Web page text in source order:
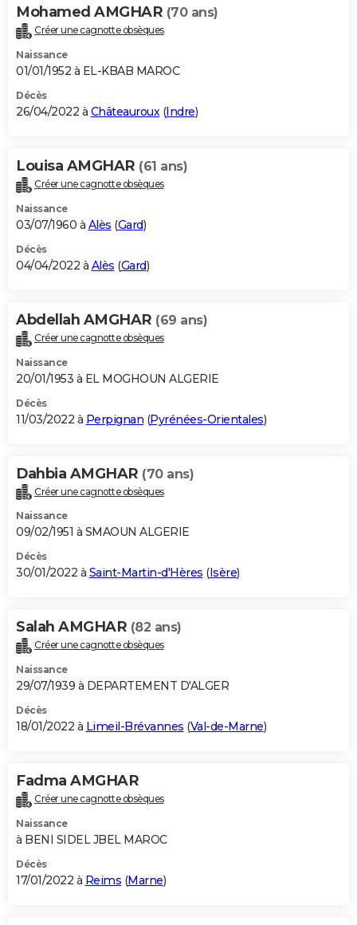
Mohamed AMGHAR (70 ans)
Créer une cagnotte obsèques
Naissance
01/01/1952 à EL-KBAB MAROC
Décès
26/04/2022 à Châteauroux(Indre)
Louisa AMGHAR (61 ans)
Créer une cagnotte obsèques
Naissance
03/07/1960 à Alès (Gard)
Décès
04/04/2022 à Alès (Gard)
Abdellah AMGHAR (69 ans)
Créer une cagnotte obsèques
Naissance
20/01/1953 à EL MOGHOUN ALGERIE
Décès
11/03/2022 à Perpignan (Pyrénées-Orientales)
Dahbia AMGHAR (70 ans)
Créer une cagnotte obsèques
Naissance
09/02/1951 à SMAOUN ALGERIE
Décès
30/01/2022 à Saint-Martin-d'Hères (Isère)
Salah AMGHAR (82 ans)
Créer une cagnotte obsèques
Naissance
29/07/1939 à DEPARTEMENT D'ALGER
Décès
18/01/2022 à Limeil-Brévannes (Val-de-Marne)
Fadma AMGHAR
Créer une cagnotte obsèques
Naissance
à BENI SIDEL JBEL MAROC
Décès
17/01/2022 à Reims (Marne)